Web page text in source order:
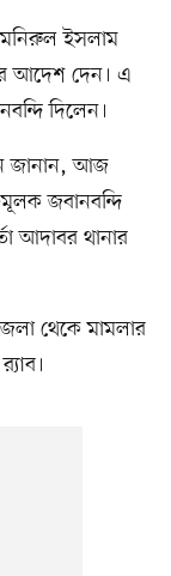
মনিরুল ইসলাম
আদেশ দেন। এ
দিলেন।
জানান, আজ
জবানবন্দি
আদাবর থানার
থেকে মামলার